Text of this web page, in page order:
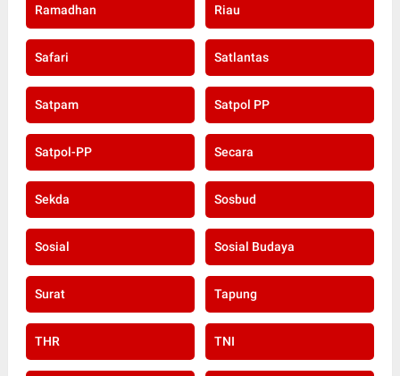
Ramadhan Riau
Safari Satlantas
Satpam Satpol PP
Satpol-PP Secara
Sekda Sosbud
Sosial Sosial Budaya
Surat Tapung
THR TNI